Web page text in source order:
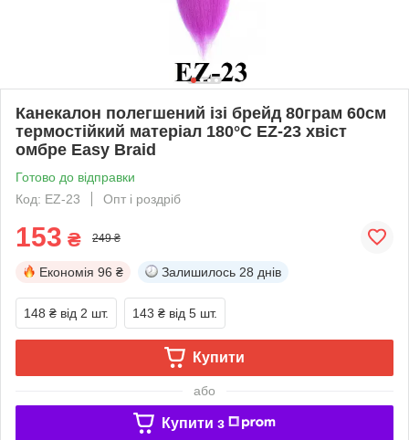
Канекалон полегшений ізі брейд 80грам 60см
термостійкий матеріал 180°C EZ-23 хвіст
омбре Easy Braid
Готово до відправки
Код: EZ-23
Опт і роздріб
153 ₴ 249 ₴
Економія 96 ₴ Залишилось 28 днів
148 ₴ від 2 шт. 143 ₴ від 5 шт.
Купити
або
Купити з